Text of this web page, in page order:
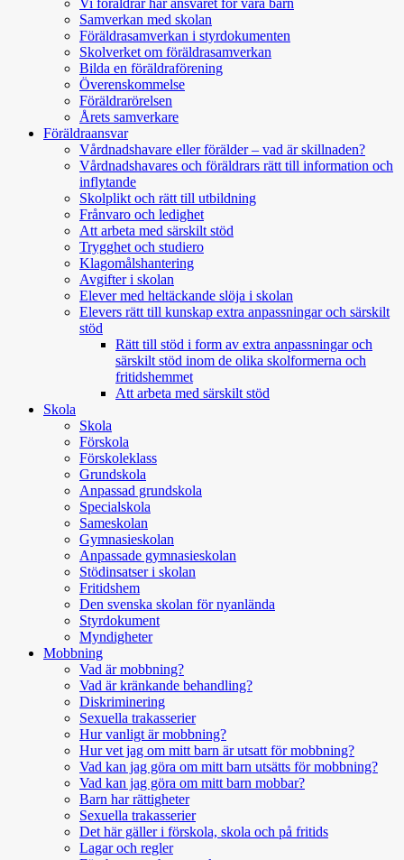
Vi föräldrar har ansvaret för våra barn
Samverkan med skolan
Föräldrasamverkan i styrdokumenten
Skolverket om föräldrasamverkan
Bilda en föräldraförening
Överenskommelse
Föräldrarörelsen
Årets samverkare
Föräldraansvar
Vårdnadshavare eller förälder – vad är skillnaden?
Vårdnadshavares och föräldrars rätt till information och
inflytande
Skolplikt och rätt till utbildning
Frånvaro och ledighet
Att arbeta med särskilt stöd
Trygghet och studiero
Klagomålshantering
Avgifter i skolan
Elever med heltäckande slöja i skolan
Elevers rätt till kunskap extra anpassningar och särskilt
stöd
Rätt till stöd i form av extra anpassningar och
särskilt stöd inom de olika skolformerna och
fritidshemmet
Att arbeta med särskilt stöd
Skola
Skola
Förskola
Förskoleklass
Grundskola
Anpassad grundskola
Specialskola
Sameskolan
Gymnasieskolan
Anpassade gymnasieskolan
Stödinsatser i skolan
Fritidshem
Den svenska skolan för nyanlända
Styrdokument
Myndigheter
Mobbning
Vad är mobbning?
Vad är kränkande behandling?
Diskriminering
Sexuella trakasserier
Hur vanligt är mobbning?
Hur vet jag om mitt barn är utsatt för mobbning?
Vad kan jag göra om mitt barn utsätts för mobbning?
Vad kan jag göra om mitt barn mobbar?
Barn har rättigheter
Sexuella trakasserier
Det här gäller i förskola, skola och på fritids
Lagar och regler